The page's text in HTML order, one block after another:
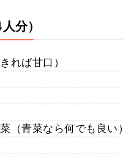
分）
れば甘口）
（青菜なら何でも良い）